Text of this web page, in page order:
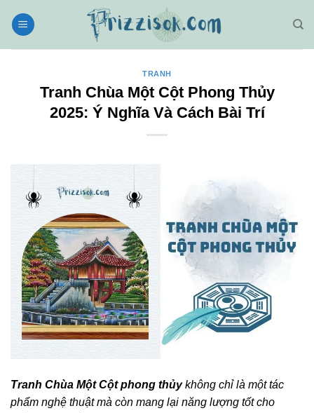
qua
TRANH
Tranh Chùa Một Cột Phong Thủy
2025: Ý Nghĩa Và Cách Bài Trí
Tranh Chùa Một Cột phong thủykhông chỉ là một tác
phẩm nghệ thuật mà còn mang lại năng lượng tốt cho